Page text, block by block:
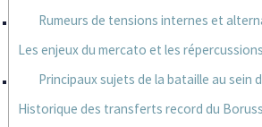
Rumeurs de tensions internes et
Les enjeux du mercato et les
Principaux sujets de la bataille au sein
Historique des transferts record du